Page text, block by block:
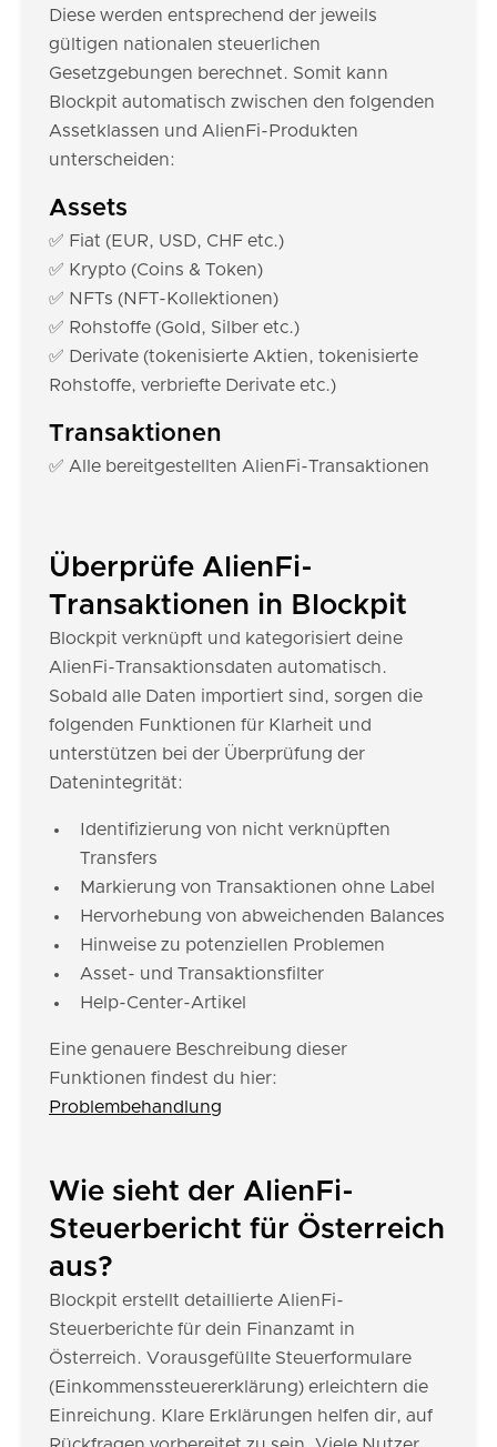
Diese werden entsprechend der jeweils
gültigen nationalen steuerlichen
Gesetzgebungen berechnet. Somit kann
Blockpit automatisch zwischen den folgenden
Assetklassen und AlienFi-Produkten
unterscheiden:
Assets
✅ Fiat (EUR, USD, CHF etc.)
✅ Krypto (Coins & Token)
✅ NFTs (NFT-Kollektionen)
✅ Rohstoffe (Gold, Silber etc.)
✅ Derivate (tokenisierte Aktien, tokenisierte
Rohstoffe, verbriefte Derivate etc.)
Transaktionen
✅ Alle bereitgestellten AlienFi-Transaktionen
Überprüfe AlienFi-
Transaktionen in Blockpit
Blockpit verknüpft und kategorisiert deine
AlienFi-Transaktionsdaten automatisch.
Sobald alle Daten importiert sind, sorgen die
folgenden Funktionen für Klarheit und
unterstützen bei der Überprüfung der
Datenintegrität:
Identifizierung von nicht verknüpften
Transfers
Markierung von Transaktionen ohne Label
Hervorhebung von abweichenden Balances
Hinweise zu potenziellen Problemen
Asset- und Transaktionsfilter
Help-Center-Artikel
Eine genauere Beschreibung dieser
Funktionen findest du hier:
Problembehandlung
Wie sieht der AlienFi-
Steuerbericht für Österreich
aus?
Blockpit erstellt detaillierte AlienFi-
Steuerberichte für dein Finanzamt in
Österreich. Vorausgefüllte Steuerformulare
(Einkommenssteuererklärung) erleichtern die
Einreichung. Klare Erklärungen helfen dir, auf